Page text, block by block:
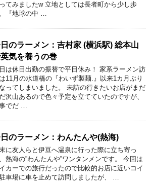
てみましたw 立地としては長者町から少し歩
『地球の中 …
のラーメン：吉村家 (横浜駅) 総本山
気を養うの巻
は休日出勤の振替で平日休み！ 家系ラーメン訪
11月の水道橋の『わいず製麺.』以来1カ月ぶり
ってしまいました。 未訪の行きたいお店がまだ
沢山あるので色々予定を立てていたのですが、
でだ …
のラーメン：わんたんや(熱海)
に友人らと伊豆へ温泉に行った際に立ち寄っ
熱海の”わんたんや”ワンタンメンです。 今回は
カーでの旅行だったので比較的お店に近いコイ
車場に車を止めて訪問しましたが、 …